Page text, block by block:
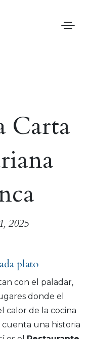
Carta
2025
plato
con el paladar,
donde el
calor de la cocina
una historia